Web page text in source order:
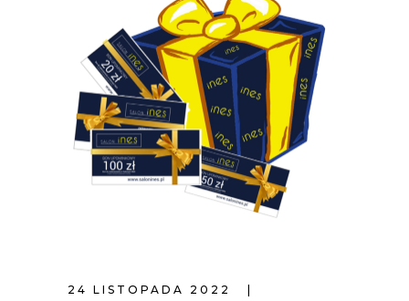
24 LISTOPADA 2022